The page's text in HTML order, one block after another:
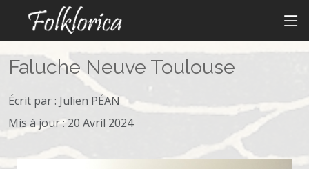
Faluche Neuve Toulouse
Écrit par : Julien PÉAN
Mis à jour : 20 Avril 2024